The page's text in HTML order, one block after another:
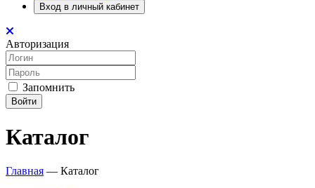
Вход в личный кабинет
Авторизация
Запомнить
Войти
Каталог
Главная — Каталог